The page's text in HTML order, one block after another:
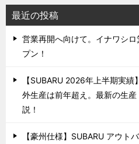
最近の投稿
営業再開へ向けて。イナワシ
プン！
【SUBARU 2026年上半期実
外生産は前年超え。最新の生
説！
【豪州仕様】SUBARU アウト